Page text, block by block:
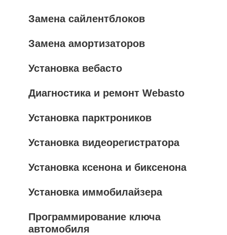
Замена сайлентблоков
Замена амортизаторов
Установка вебасто
Диагностика и ремонт Webasto
Установка парктроников
Установка видеорегистратора
Установка ксенона и биксенона
Установка иммобилайзера
Программирование ключа
автомобиля